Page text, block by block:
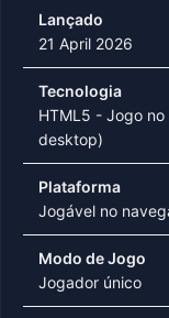
Lançado
21 April 2026
Tecnologia
HTML5 - Jogo
desktop)
Plataforma
Jogável no
Modo de Jogo
Jogador único